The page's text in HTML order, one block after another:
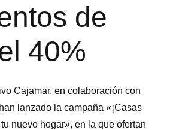
de
40%
Cajamar, en colaboración con
lanzado la campaña «¡Casas
nuevo hogar», en la que ofertan